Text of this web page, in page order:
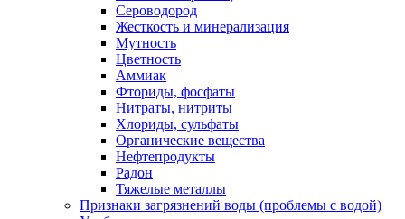
Сероводород
Жесткость и минерализация
Мутность
Цветность
Аммиак
Фториды, фосфаты
Нитраты, нитриты
Хлориды, сульфаты
Органические вещества
Нефтепродукты
Радон
Тяжелые металлы
Признаки загрязнений воды (проблемы с водой)